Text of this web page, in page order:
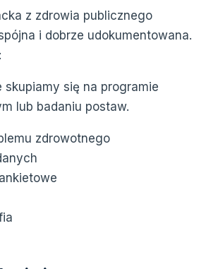
z zdrowia publicznego
i dobrze udokumentowana.
skupiamy się na programie
lub badaniu postaw.
zdrowotnego